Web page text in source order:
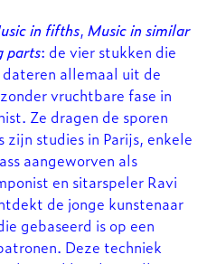
in fifths, Music in similar
parts: de vier stukken die
allemaal uit de
vruchtbare fase in
Ze dragen de sporen
studies in Parijs, enkele
aangeworven als
en sitarspeler Ravi
de jonge kunstenaar
gebaseerd is op een
Deze techniek